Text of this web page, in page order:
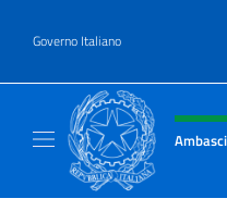
Governo Italiano
Intestazione